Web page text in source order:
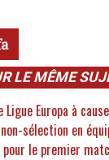
LE MÊME
Ligue Europa à
sélection en
pour le premier